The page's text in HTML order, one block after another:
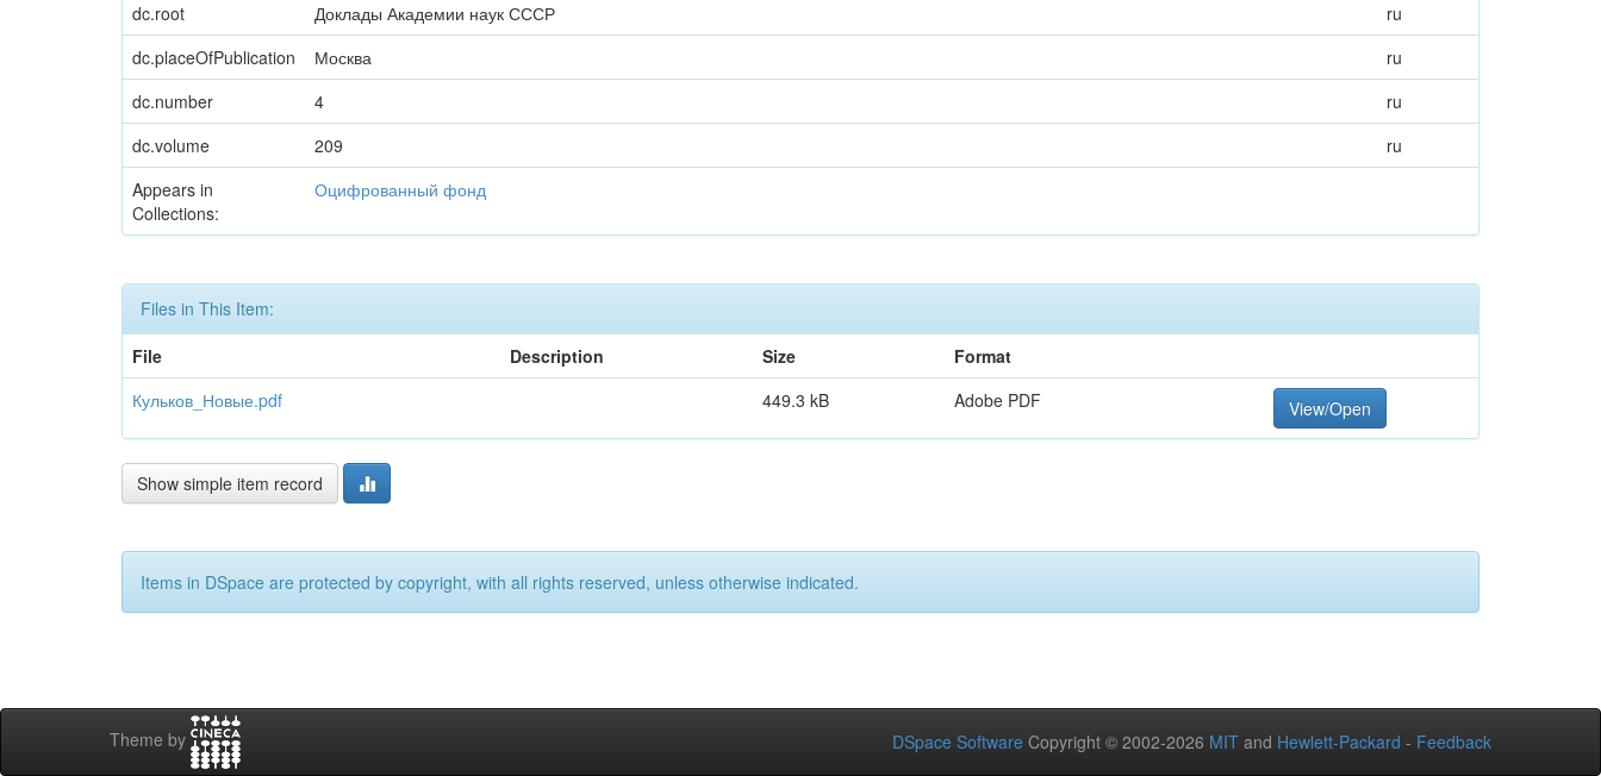
dc.root
Доклады Академии наук СССР
ru
dc.placeOfPublication
Москва
ru
dc.number
4
ru
dc.volume
209
ru
Appears in
Collections:
Оцифрованный фонд
Files in This Item:
File
Description Size
Format
Кульков_Новые.pdf
449.3 kB Adobe PDF View/Open
Show simple item record
Items in DSpace are protected by copyright, with all rights reserved, unless otherwise indicated.
Theme by DSpace Software Copyright © 2002-2026 MIT and Hewlett-Packard - Feedback